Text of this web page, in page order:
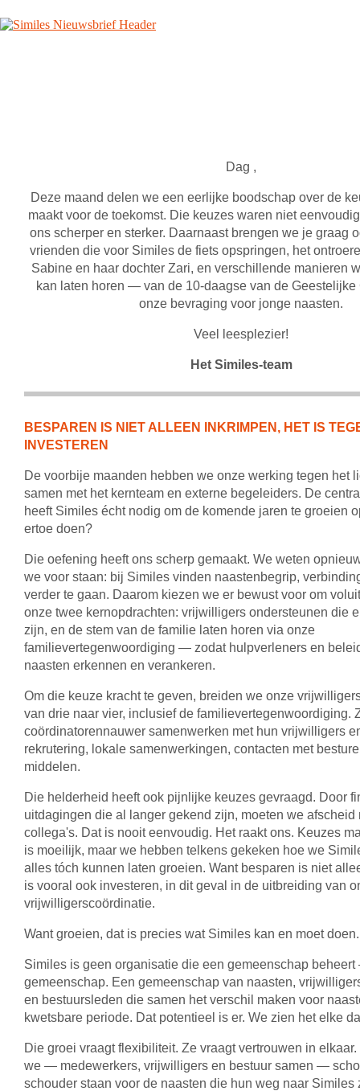
Dag ,
Deze maand delen we een eerlijke boodschap over de
maakt voor de toekomst. Die keuzes waren niet
ons scherper en sterker. Daarnaast brengen we je graag
vrienden die voor Similes de fiets opspringen, het
Sabine en haar dochter Zari, en verschillende manieren
kan laten horen — van de 10-daagse van de Geestelijke
onze bevraging voor jonge naasten.
Veel leesplezier!
Het Similes-team
BESPAREN IS NIET ALLEEN INKRIMPEN, HET IS
INVESTEREN
De voorbije maanden hebben we onze werking tegen het
samen met het kernteam en externe begeleiders. De
heeft Similes écht nodig om de komende jaren te groeien
ertoe doen?
Die oefening heeft ons scherp gemaakt. We weten
we voor staan: bij Similes vinden naastenbegrip,
verder te gaan. Daarom kiezen we er bewust voor om
onze twee kernopdrachten: vrijwilligers ondersteunen die
zijn, en de stem van de familie laten horen via onze
familievertegenwoordiging — zodat hulpverleners en
naasten erkennen en verankeren.
Om die keuze kracht te geven, breiden we onze
van drie naar vier, inclusief de familievertegenwoordiging.
coördinatorennauwer samenwerken met hun vrijwilligers
rekrutering, lokale samenwerkingen, contacten met
middelen.
Die helderheid heeft ook pijnlijke keuzes gevraagd. Door
uitdagingen die al langer gekend zijn, moeten we afscheid
collega's. Dat is nooit eenvoudig. Het raakt ons. Keuzes
is moeilijk, maar we hebben telkens gekeken hoe we
alles tóch kunnen laten groeien. Want besparen is niet
is vooral ook investeren, in dit geval in de uitbreiding van
vrijwilligerscoördinatie.
Want groeien, dat is precies wat Similes kan en moet doen.
Similes is geen organisatie die een gemeenschap
gemeenschap. Een gemeenschap van naasten,
en bestuursleden die samen het verschil maken voor
kwetsbare periode. Dat potentieel is er. We zien het elke
Die groei vraagt flexibiliteit. Ze vraagt vertrouwen in
we — medewerkers, vrijwilligers en bestuur samen —
schouder staan voor de naasten die hun weg naar Similes